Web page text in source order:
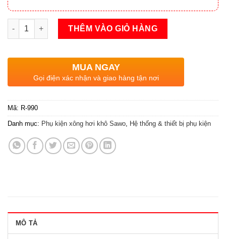
Đá xông khô SAWO số lượng
THÊM VÀO GIỎ HÀNG
MUA NGAY
Gọi điện xác nhận và giao hàng tận nơi
Mã: R-990
Danh mục: Phụ kiện xông hơi khô Sawo Hệ thống & thiết bị phụ kiện
MÔ TẢ